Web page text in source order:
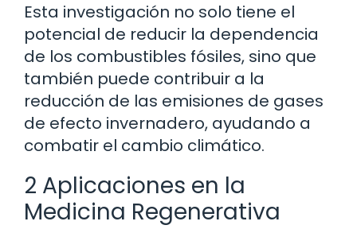
Esta investigación no solo tiene el
potencial de reducir la dependencia
de los combustibles fósiles, sino que
también puede contribuir a la
reducción de las emisiones de gases
de efecto invernadero, ayudando a
combatir el cambio climático.
2 Aplicaciones en la
Medicina Regenerativa